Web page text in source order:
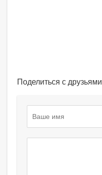
Поделиться с друзьями